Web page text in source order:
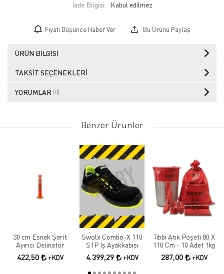
İade Bilgisi:
Fiyatı Düşünce Haber Ver Bu Ürünü Paylaş
ÜRÜN BILGISI
TAKSIT SEÇENEKLERI
YORUMLAR (0)
Benzer Ürünler
30 cm Esnek Şerit
Ayırıcı Delinatör
422,50 +KDV
Swolx Combo-X 110
S1P Iş Ayakkabısı
4.399,29 +KDV
Tıbbi Atık Poşeti 80 X
110 Cm - 10 Adet 1kg
287,00 +KDV